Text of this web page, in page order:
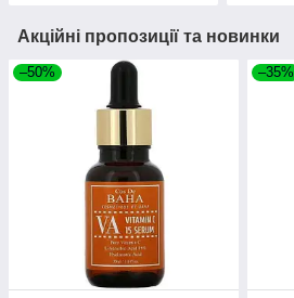
Акційні пропозиції та новинки
–50% –35%